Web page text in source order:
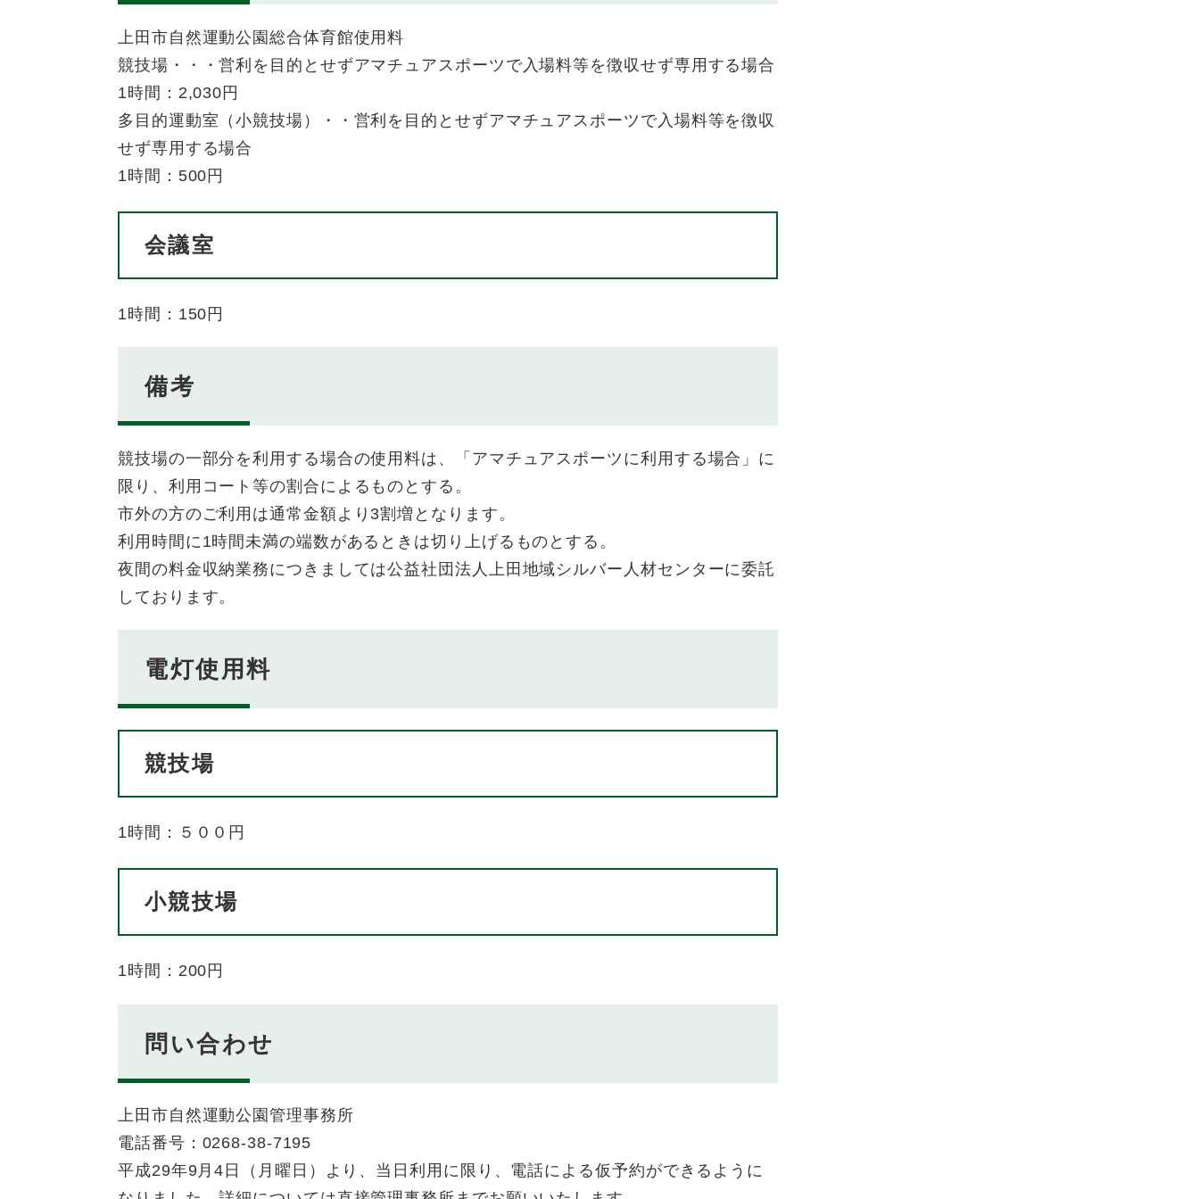
上田市自然運動公園総合体育館使用料
競技場・・・営利を目的とせずアマチュアスポーツで入場料等を徴収せず専用する場合
1時間：2,030円
多目的運動室（小競技場）・・営利を目的とせずアマチュアスポーツで入場料等を徴収
せず専用する場合
1時間：500円
会議室
1時間：150円
備考
競技場の一部分を利用する場合の使用料は、「アマチュアスポーツに利用する場合」に
限り、利用コート等の割合によるものとする。
市外の方のご利用は通常金額より3割増となります。
利用時間に1時間未満の端数があるときは切り上げるものとする。
夜間の料金収納業務につきましては公益社団法人上田地域シルバー人材センターに委託
しております。
電灯使用料
競技場
1時間：５００円
小競技場
1時間：200円
問い合わせ
上田市自然運動公園管理事務所
電話番号：0268-38-7195
平成29年9月4日（月曜日）より、当日利用に限り、電話による仮予約ができるように